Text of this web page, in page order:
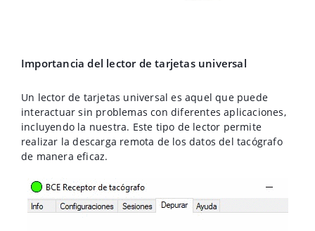
Importancia del lector de tarjetas universal
Un lector de tarjetas universal es aquel que puede
interactuar sin problemas con diferentes aplicaciones,
incluyendo la nuestra. Este tipo de lector permite
realizar la descarga remota de los datos del tacógrafo
de manera eficaz.